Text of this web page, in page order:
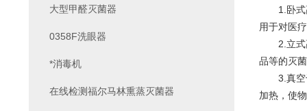
1.卧式高
用于对医
2.立式高
品等的灭
3.真空干
加热，使
大型甲醛灭菌器
0358F洗眼器
*消毒机
在线检测福尔马林熏蒸灭菌器